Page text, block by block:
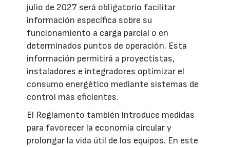
julio de 2027 será obligatorio facilitar
información específica sobre su
funcionamiento a carga parcial o en
determinados puntos de operación. Esta
información permitirá a proyectistas,
instaladores e integradores optimizar el
consumo energético mediante sistemas de
control más eficientes.
El Reglamento también introduce medidas
para favorecer la economía circular y
prolongar la vida útil de los equipos. En este